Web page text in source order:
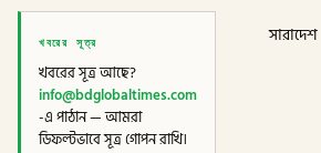
খবরের সূত্র
খবরের সূত্র আছে?
info@bdglobaltimes.com
-এ পাঠান — আমরা
ডিফল্টভাবে সূত্র গোপন রাখি।
সারাদেশ